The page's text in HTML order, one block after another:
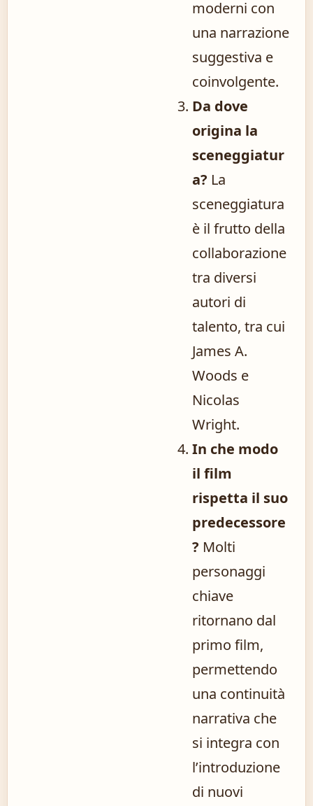
moderni con
una narrazione
suggestiva e
coinvolgente.
Da dove
origina la
sceneggiatur
a? La
sceneggiatura
è il frutto della
collaborazione
tra diversi
autori di
talento, tra cui
James A.
Woods e
Nicolas
Wright.
In che modo
il film
rispetta il suo
predecessore
? Molti
personaggi
chiave
ritornano dal
primo film,
permettendo
una continuità
narrativa che
si integra con
l’introduzione
di nuovi